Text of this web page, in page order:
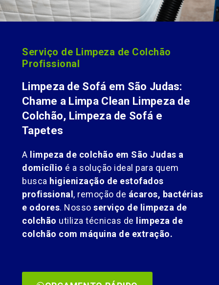
Serviço de Limpeza de Colchão
Profissional
Limpeza de Sofá em São Judas:
Chame a Limpa Clean Limpeza de
Colchão, Limpeza de Sofá e
Tapetes
A limpeza de colchão em São Judas a
domicílio é a solução ideal para quem
busca higienização de estofados
profissional, remoção de ácaros, bactérias
e odores. Nosso serviço de limpeza de
colchão utiliza técnicas de limpeza de
colchão com máquina de extração.